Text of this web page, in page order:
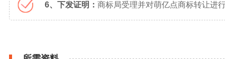
6、下发证明： 商标局受理并对萌亿点商标转让进